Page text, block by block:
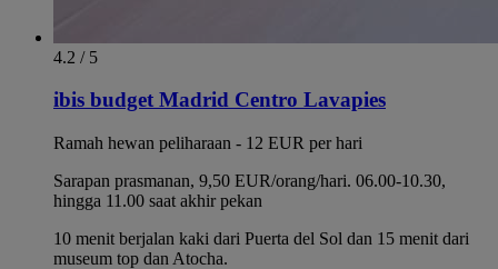
4.2 / 5
ibis budget Madrid Centro Lavapies
Ramah hewan peliharaan - 12 EUR per hari
Sarapan prasmanan, 9,50 EUR/orang/hari. 06.00-10.30,
hingga 11.00 saat akhir pekan
10 menit berjalan kaki dari Puerta del Sol dan 15 menit dari
museum top dan Atocha.